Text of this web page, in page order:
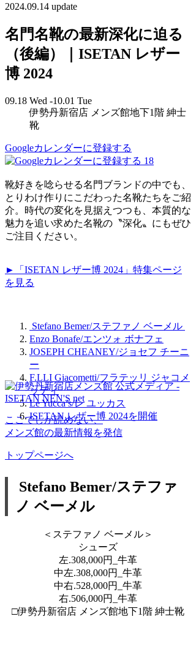
2024.09.14 update
名門名靴の最新深化に迫る
（後編）｜ISETAN レザー
博 2024
09.18 Wed -10.01 Tue
伊勢丹新宿店 メンズ館地下1階 紳士
靴
Googleカレンダーに登録する
18
靴好きを唸らせる名門ブランドの中でも、
とりわけ作りにこだわった名靴たちをご紹
介。時代の変化を見据えつつも、本質的な
魅力を追い求めた名靴の〝深化〟にもぜひ
ご注目ください。
►「ISETAN レザー博 2024」特集ページ
を見る
Stefano Bemer/ステファノ ベーメル
Enzo Bonafe/エンツォ ボナフェ
JOSEPH CHEANEY/ジョセフ チーニ
ー
F.LLI Giacometti/フラテッリ ジャコメ
ッティ
Le Yucca’s/レ ユッカス
ISETAN レザー博 2024を開催
Stefano Bemer/ステファ
ノ ベーメル
＜ステファノ ベーメル＞
シューズ
左.308,000円_牛革
中左.308,000円_牛革
中右.528,000円_牛革
右.506,000円_牛革
□伊勢丹新宿店 メンズ館地下1階 紳士靴
ここでしか読めない、
メンズ館の最新情報を発信
トップページへ